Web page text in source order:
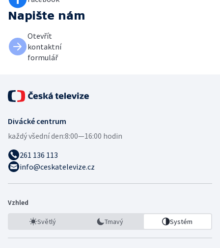
Napište nám
Otevřít
kontaktní
formulář
Divácké centrum
každý všední den:8:00—16:00 hodin
261 136 113
info@ceskatelevize.cz
Vzhled
Světlý Tmavý Systém